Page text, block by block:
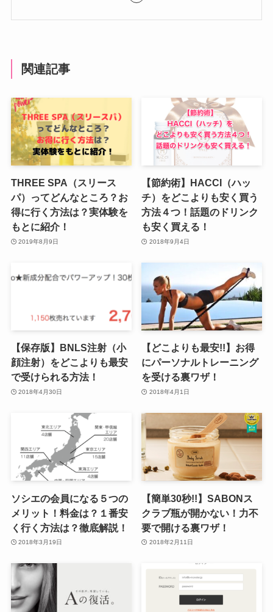
関連記事
THREE SPA（スリース
パ）ってどんなところ？お
得に行く方法は？実体験を
もとに紹介！
2019年8月9日
【節約術】HACCI（ハッ
チ）をどこよりも安く買う
方法４つ！話題のドリンク
も安く買える！
2018年9月4日
【保存版】BNLS注射（小
顔注射）をどこよりも最安
で受けられる方法！
2018年4月30日
【どこよりも最安!!】お得
にパーソナルトレーニング
を受ける裏ワザ！
2018年4月1日
ソシエの会員になる５つの
メリット！料金は？１番安
く行く方法は？徹底解説！
2018年3月19日
【簡単30秒!!】SABONス
クラブ瓶が開かない！力不
要で開ける裏ワザ！
2018年2月11日